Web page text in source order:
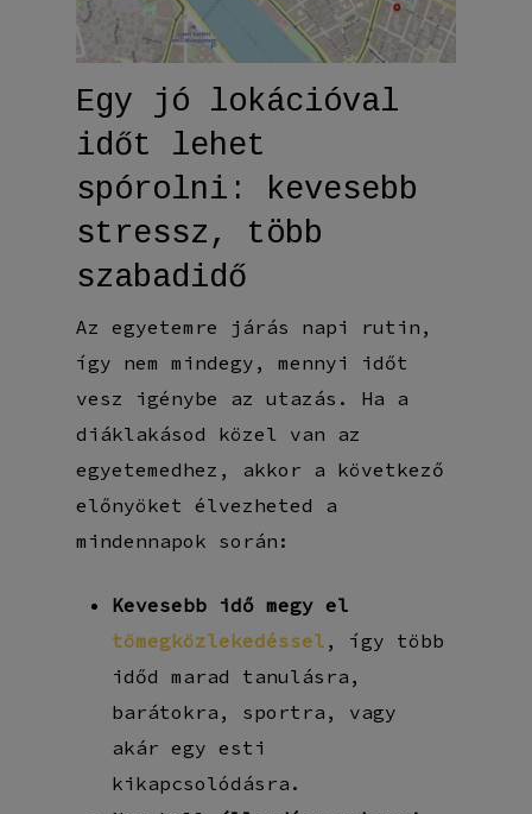
Egy jó lokációval
időt lehet
spórolni: kevesebb
stressz, több
szabadidő
Az egyetemre járás napi rutin,
így nem mindegy, mennyi időt
vesz igénybe az utazás. Ha a
diáklakásod közel van az
egyetemedhez, akkor a következő
előnyöket élvezheted a
mindennapok során:
Kevesebb idő megy el
tömegközlekedéssel , így több
időd marad tanulásra,
barátokra, sportra, vagy
akár egy esti
kikapcsolódásra.